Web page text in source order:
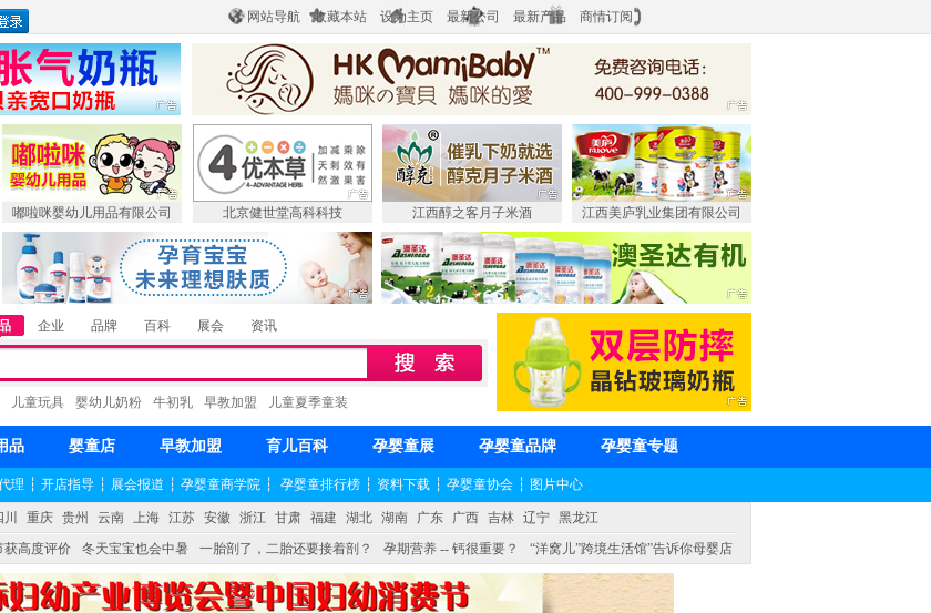
网站导航 收藏本站 设为主页 最新公司 最新产品 商情订阅
嘟啦咪婴幼儿用品有限公司 北京健世堂高科科技 江西醇之客月子米酒 江西美庐乳业集团有限公司
企业 品牌 百科 展会 资讯
儿童玩具 婴幼儿奶粉 牛初乳 早教加盟 儿童夏季童装
品 婴童店 早教加盟 育儿百科 孕婴童展 孕婴童品牌 孕婴童专题
理 ┆ 开店指导 ┆ 展会报道 ┆ 孕婴童商学院 ┆ 孕婴童排行榜 ┆ 资料下载 ┆ 孕婴童协会 ┆ 图片中心
川 重庆 贵州 云南 上海 江苏 安徽 浙江 甘肃 福建 湖北 湖南 广东 广西 吉林 辽宁 黑龙江
获高度评价 冬天宝宝也会中暑 一胎剖了，二胎还要接着剖？ 孕期营养 -- 钙很重要？
“洋窝儿”跨境生活馆”告诉你母婴店
殊。”
妇幼广场 免租了！